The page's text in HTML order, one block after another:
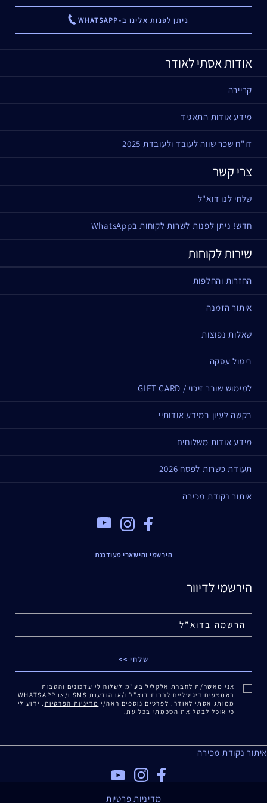
ניתן לפנות אלינו ב-WHATSAPP ...
אודות אסתי לאודר
קריירה
מידע אודות התאגיד
דו"ח שכר שווה לעובד ולעובדת 2025
צרי קשר
שלחי לנו דוא"ל
חדש! ניתן לפנות לשרות לקוחות בWhatsApp
שירות לקוחות
החזרות והחלפות
איתור הזמנה
שאלות נפוצות
ביטול עסקה
למימוש שובר זיכוי / GIFT CARD
בקשה לעיון במידע אודותיי
מידע אודות משלוחים
תעודת כשרות לפסח 2026
איתור נקודת מכירה
Facebook
הירשמי והישארי מעודכנת
הירשמי לדיוור
אני מאשר/ת לחברת אלקליל בע"מ לשלוח לי עדכונים והטבות
באמצעים דיגיטליים לרבות דוא"ל ו/או הודעות SMS ו/או WHATSAPP
ממותג אסתי לאודר. לפרטים נוספים ראה/י מדיניות הפרטיות . ידוע לי
כי אוכל לבטל את הסכמתי בכל עת.
איתור נקודת מכירה
מדיניות פרטיות